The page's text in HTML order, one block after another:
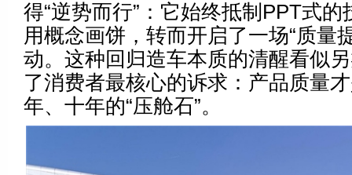
得“逆势而行”：它始终抵制PPT式
用概念画饼，转而开启了一场“质量
动。这种回归造车本质的清醒看似
了消费者最核心的诉求：产品质量
年、十年的“压舱石”。